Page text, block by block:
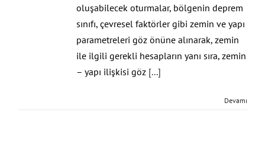
oluşabilecek oturmalar, bölgenin deprem
sınıfı, çevresel faktörler gibi zemin ve yapı
parametreleri göz önüne alınarak, zemin
ile ilgili gerekli hesapların yanı sıra, zemin
– yapı ilişkisi göz [...]
Devamı